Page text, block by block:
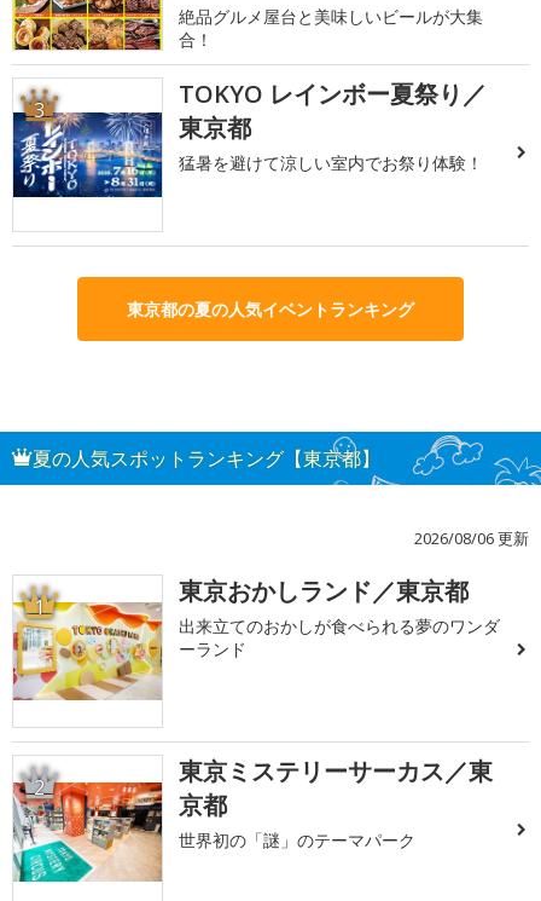
絶品グルメ屋台と美味しいビールが大集
合！
3
TOKYO レインボー夏祭り／
東京都
猛暑を避けて涼しい室内でお祭り体験！
東京都の夏の人気イベントランキング
夏の人気スポットランキング【東京都】
2026/08/06 更新
1 東京おかしランド／東京都
出来立てのおかしが食べられる夢のワンダ
ーランド
2
東京ミステリーサーカス／東
京都
世界初の「謎」のテーマパーク